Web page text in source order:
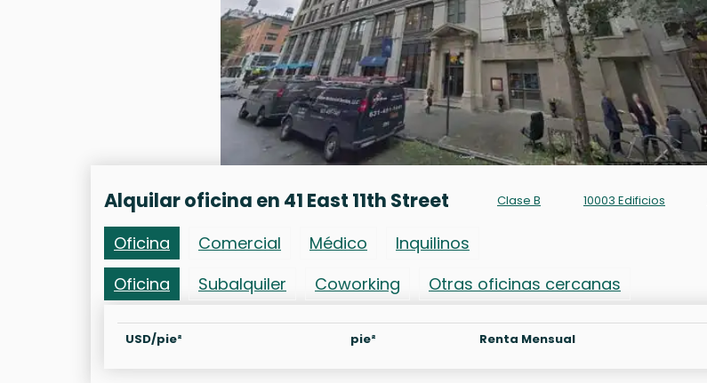
Alquilar oficina en 41 East 11th Street Clase B 10003 Edificios
Oficina Comercial Médico
Inquilinos
Oficina
Subalquiler Coworking Otras oficinas cercanas
USD/pie² pie² Renta Mensual